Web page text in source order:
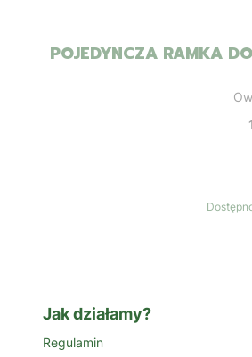
POJEDYNCZA RAMKA
Jak działamy?
Regulamin